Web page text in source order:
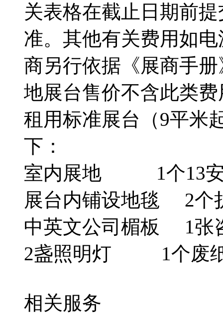
关表格在截止日期前
准。其他有关费用如
商另行依据《展商手
地展台售价不含此类
租用标准展台（9平米
下：
室内展地 1个13安
展台内铺设地毯 2个
中英文公司楣板 1张
2盏照明灯 1个废
相关服务